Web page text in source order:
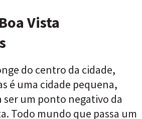
Vista
do centro da cidade,
é uma cidade pequena,
ser um ponto negativo da
Todo mundo que passa um